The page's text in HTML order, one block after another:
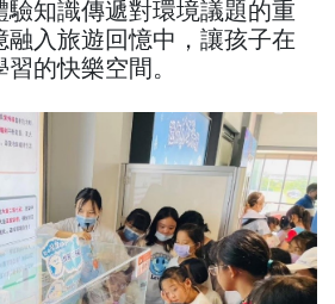
驗知識傳遞對環境議題的重
融入旅遊回憶中，讓孩子在
的快樂空間。